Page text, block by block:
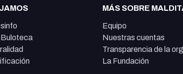
MÁS SOBRE
Equipo
Nuestras cuentas
Transparencia de la
La Fundación